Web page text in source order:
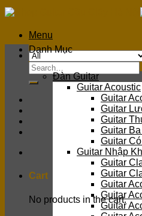
Skip
to
contentMenu
Search
for:
Cart
No products in the cart.
Danh Mục
Đàn Guitar
Guitar Acoustic
Guitar
Guitar
Guitar
Guitar
Guitar
Guitar Nhập
Guitar
Guitar
Guitar
Guitar
Guitar